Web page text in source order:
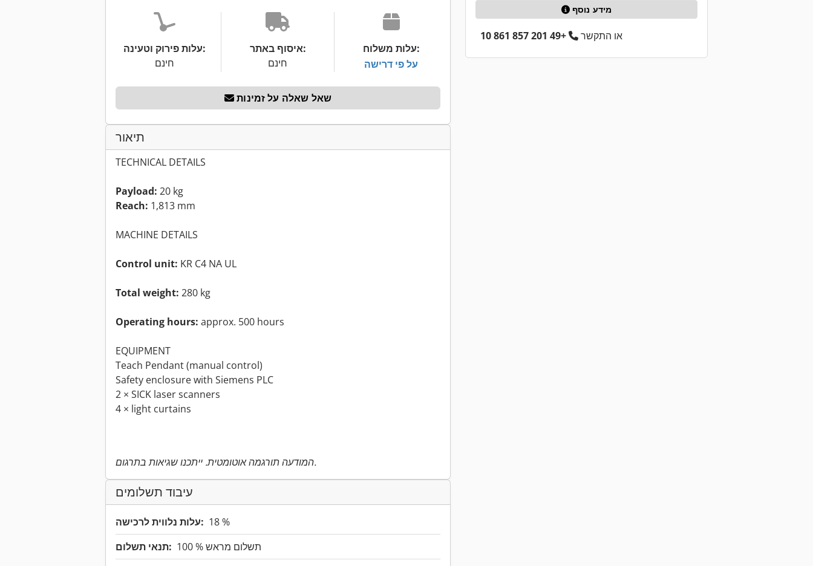
עלות פירוק וטעינה:
חינם
איסוף באתר:
חינם
עלות משלוח:
על פי דרישה
שאל שאלה על זמינות
תיאור
TECHNICAL DETAILS
Payload: 20 kg
Reach: 1,813 mm
MACHINE DETAILS
Control unit: KR C4 NA UL
Total weight: 280 kg
Operating hours: approx. 500 hours
EQUIPMENT
Teach Pendant (manual control)
Safety enclosure with Siemens PLC
2 × SICK laser scanners
4 × light curtains
המודעה תורגמה אוטומטית. ייתכנו שגיאות בתרגום.
עיבוד תשלומים
עלות נלווית לרכישה: 18 %
תנאי תשלום:
100 % תשלום מראש
מידע נוסף
או התקשר +49 201 857 861 10